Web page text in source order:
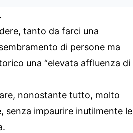
tanto da farci una
di persone ma
una “elevata affluenza di
nonostante tutto, molto
senza impaurire inutilmente le